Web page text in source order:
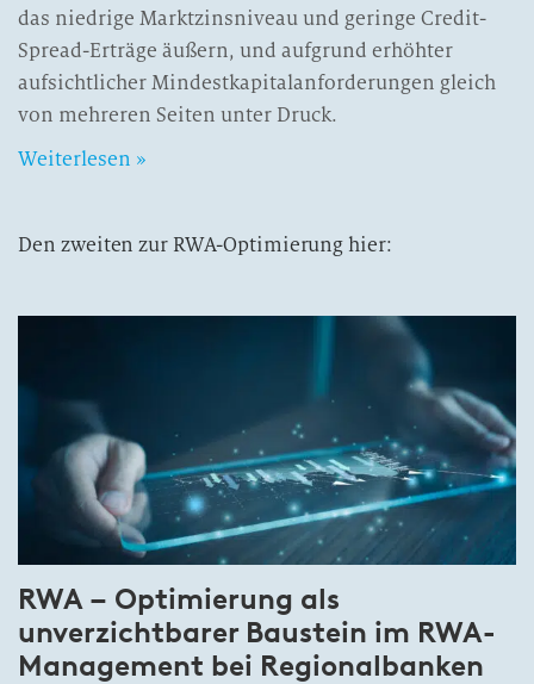
das niedrige Marktzinsniveau und geringe Credit-
Spread-Erträge äußern, und aufgrund erhöhter
aufsichtlicher Mindestkapitalanforderungen gleich
von mehreren Seiten unter Druck.
Weiterlesen »
Den zweiten zur RWA-Optimierung hier:
RWA – Optimierung als
unverzichtbarer Baustein im RWA-
Management bei Regionalbanken